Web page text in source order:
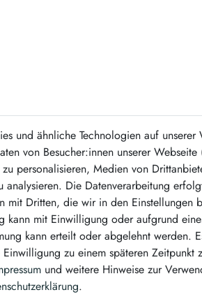
und ähnliche Technologien auf unserer
von Besucher:innen unserer
personalisieren, Medien von
analysieren. Die Datenverarbeitung
mit Dritten, die wir in den Einstellungen
kann mit Einwilligung oder aufgrund
kann erteilt oder abgelehnt werden.
zu einem späteren Zeitpunkt
und weitere Hinweise zur
.